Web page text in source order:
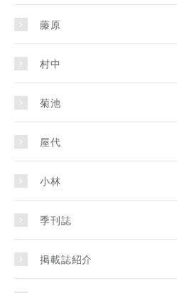
藤原
村中
菊池
屋代
小林
季刊誌
掲載誌紹介